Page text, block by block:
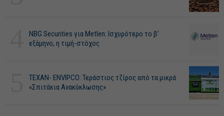
NBG Securities για Metlen: Ισχυρότερο το β'
εξάμηνο, η τιμή-στόχος
ΤΕΧΑΝ- ENVIPCO: Τεράστιος τζίρος από τα μικρά
«Σπιτάκια Ανακύκλωσης»